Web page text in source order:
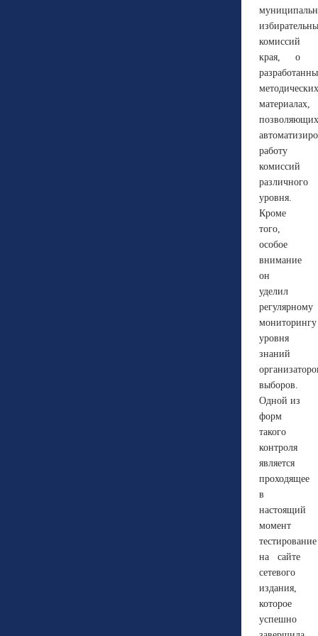
комиссий
края, о
методических
материалах,
позволяющих
работу
комиссий
различного
уровня.
Кроме
того,
особое
внимание
он
уделил
регулярному
мониторингу
уровня
знаний
выборов.
Одной из
форм
такого
контроля
является
проходящее
в
настоящий
момент
тестирование
на сайте
сетевого
издания,
которое
успешно